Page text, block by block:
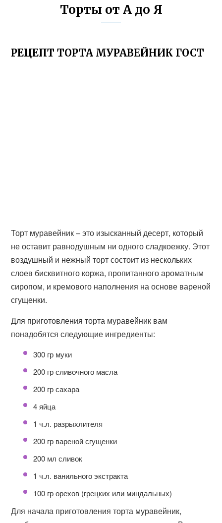
Торты от А до Я
РЕЦЕПТ ТОРТА МУРАВЕЙНИК ГОСТ
Торт муравейник – это изысканный десерт, который
не оставит равнодушным ни одного сладкоежку. Этот
воздушный и нежный торт состоит из нескольких
слоев бисквитного коржа, пропитанного ароматным
сиропом, и кремового наполнения на основе вареной
сгущенки.
Для приготовления торта муравейник вам
понадобятся следующие ингредиенты:
300 гр муки
200 гр сливочного масла
200 гр сахара
4 яйца
1 ч.л. разрыхлителя
200 гр вареной сгущенки
200 мл сливок
1 ч.л. ванильного экстракта
100 гр орехов (грецких или миндальных)
Для начала приготовления торта муравейник,